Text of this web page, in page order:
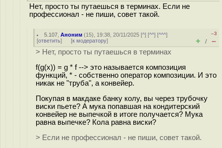
Нет, просто ты путаешься в терминах. Если не
профессионал - не пиши, совет такой.
5.107 ,Аноним (15), 19:38, 20/11/2025 [^] [^^] [^^^]
[ответить] [к модератору]
–3
+ / –
> Нет, просто ты путаешься в терминах
f(g(x)) = g * f --> это называется композиция
функций, * - собственно оператор композиции. И это
никак не "труба", а конвейер.
Покупая в макдаке банку колу, вы через трубочку
виски пьете? А мука попавшая на кондитерский
конвейер не выпечкой в итоге получается? Мука
равна выпечке? Кола равна виски?
> Если не профессионал - не пиши, совет такой.